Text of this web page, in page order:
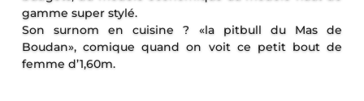
gamme super stylé.
Son surnom en cuisine ? «la pitbull du Mas de
Boudan», comique quand on voit ce petit bout de
femme d’1,60m.